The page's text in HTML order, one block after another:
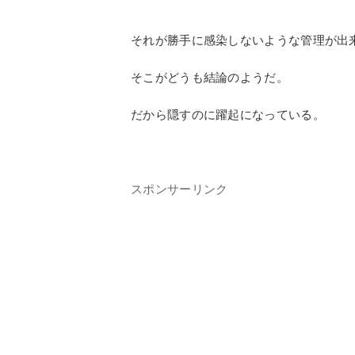
それが勝手に感染しないような管理が出
そこがどうも結論のようだ。
だから隠すのに躍起になっている。
スポンサーリンク